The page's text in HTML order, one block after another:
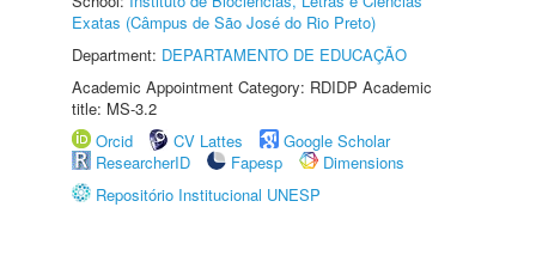
Exatas (Câmpus de São José do Rio Preto)
Department: DEPARTAMENTO DE EDUCAÇÃO
Academic Appointment Category: RDIDP Academic
title: MS-3.2
Orcid
CV Lattes
Google Scholar
ResearcherID
Fapesp
Dimensions
Repositório Institucional UNESP